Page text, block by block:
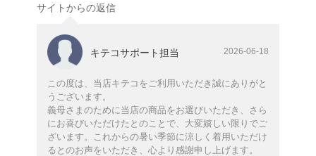
サイトからの返信
キテコサポート担当 2026-06-18
この度は、当店キテコをご利用いただき誠にありがと
うございます。
義母さまのために当店の商品をお選びいただき、さら
にお喜びいただけたとのことで、大変嬉しい限りでご
ざいます。これからの暑い季節に涼しく着用いただけ
るとのお声をいただき、心より感謝申し上げます。